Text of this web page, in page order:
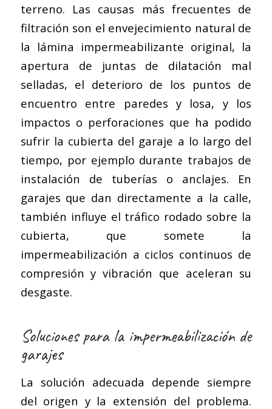
terreno. Las causas más frecuentes de
filtración son el envejecimiento natural de
la lámina impermeabilizante original, la
apertura de juntas de dilatación mal
selladas, el deterioro de los puntos de
encuentro entre paredes y losa, y los
impactos o perforaciones que ha podido
sufrir la cubierta del garaje a lo largo del
tiempo, por ejemplo durante trabajos de
instalación de tuberías o anclajes. En
garajes que dan directamente a la calle,
también influye el tráfico rodado sobre la
cubierta, que somete la
impermeabilización a ciclos continuos de
compresión y vibración que aceleran su
desgaste.
Soluciones para la impermeabilización de
garajes
La solución adecuada depende siempre
del origen y la extensión del problema.